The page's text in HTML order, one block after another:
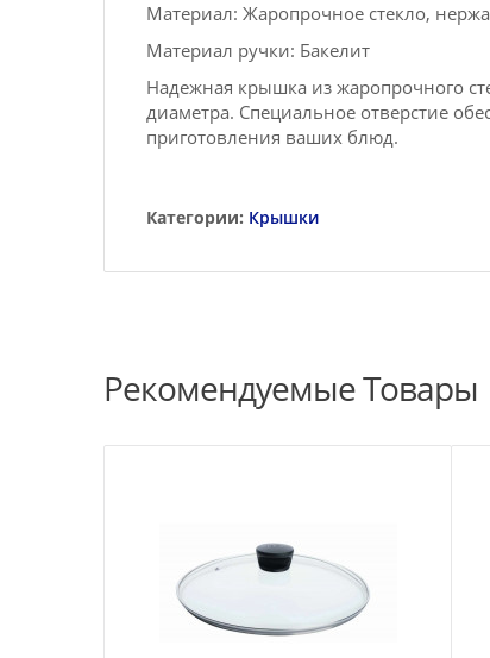
Материал: Жаропрочное стекло,
Материал ручки: Бакелит
Надежная крышка из жаропрочного
диаметра. Специальное отверстие
приготовления ваших блюд.
Категории: Крышки
Рекомендуемые Товары